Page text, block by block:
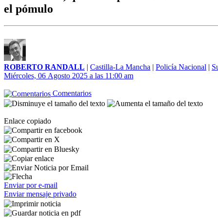
el pómulo
ROBERTO RANDALL | Castilla-La Mancha | Policía Nacional |
Miércoles, 06 Agosto 2025 a las 11:00 am
Comentarios
Enlace copiado
Enviar por e-mail
Enviar mensaje privado